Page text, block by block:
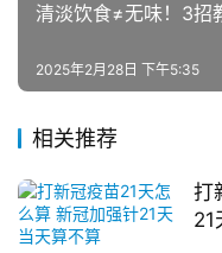
清淡饮食≠无味！3招
2025年2月28日 下午5:35
相关推荐
打
21